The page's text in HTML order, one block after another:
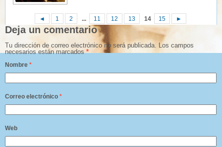
◄ 1 2 ... 11 12 13 14 15 ►
Deja un comentario
Tu dirección de correo electrónico no será publicada. Los campos
necesarios están marcados*
Nombre *
Correo electrónico *
Web